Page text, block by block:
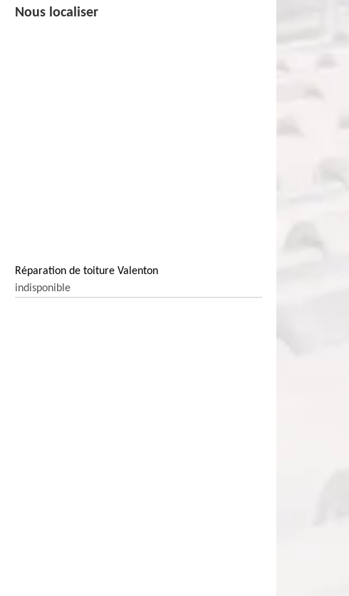
Nous localiser
Réparation de toiture Valenton
indisponible